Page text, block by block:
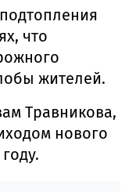
что
жителей.
Травникова,
нового